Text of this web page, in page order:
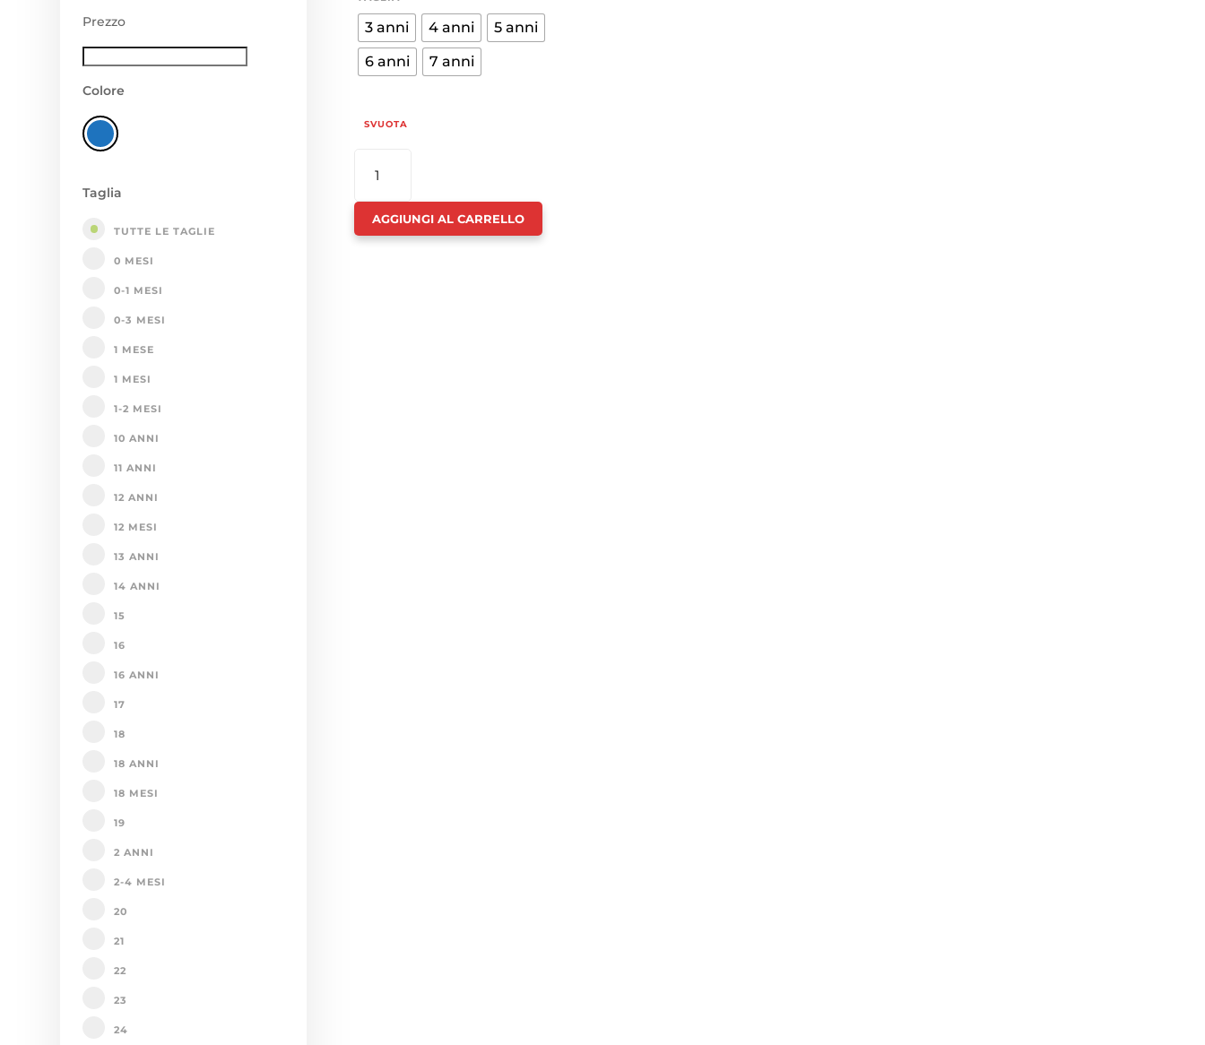
Prezzo
Colore
Taglia
TUTTE LE TAGLIE
0 MESI
0-1 MESI
0-3 MESI
1 MESE
1 MESI
1-2 MESI
10 ANNI
11 ANNI
12 ANNI
12 MESI
13 ANNI
14 ANNI
15
16
16 ANNI
17
18
18 ANNI
18 MESI
19
2 ANNI
2-4 MESI
20
21
22
23
24
3 anni 4 anni
5 anni
6 anni
7 anni
SVUOTA
BAMBINO
-
TOMMY
AGGIUNGI AL CARRELLO